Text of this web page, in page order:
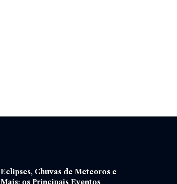
Eclipses, Chuvas de Meteoros e
Mais: os Principais Eventos